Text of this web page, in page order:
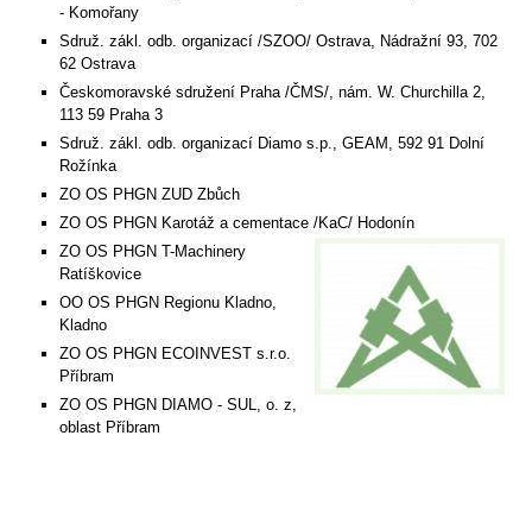
- Komořany
Sdruž. zákl. odb. organizací /SZOO/ Ostrava, Nádražní 93, 702
62 Ostrava
Českomoravské sdružení Praha /ČMS/, nám. W. Churchilla 2,
113 59 Praha 3
Sdruž. zákl. odb. organizací Diamo s.p., GEAM, 592 91 Dolní
Rožínka
ZO OS PHGN ZUD Zbůch
ZO OS PHGN Karotáž a cementace /KaC/ Hodonín
ZO OS PHGN T-Machinery
Ratíškovice
OO OS PHGN Regionu Kladno,
Kladno
ZO OS PHGN ECOINVEST s.r.o.
Příbram
ZO OS PHGN DIAMO - SUL, o. z,
oblast Příbram